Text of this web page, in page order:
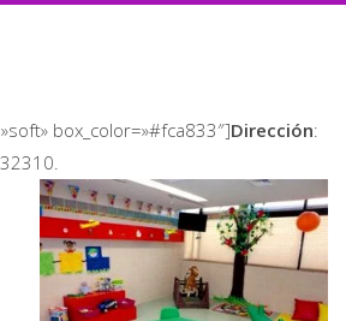
box_color=»#fca833″]Dirección: